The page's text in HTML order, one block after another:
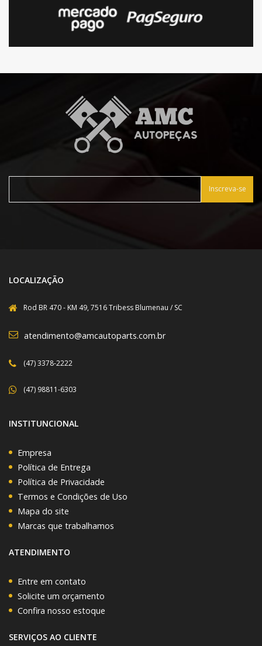
Inscreva-se
LOCALIZAÇÃO
Rod BR 470 - KM 49, 7516 Tribess Blumenau / SC
atendimento@amcautoparts.com.br
(47) 3378-2222
(47) 98811-6303
INSTITUNCIONAL
Empresa
Política de Entrega
Política de Privacidade
Termos e Condições de Uso
Mapa do site
Marcas que trabalhamos
ATENDIMENTO
Entre em contato
Solicite um orçamento
Confira nosso estoque
SERVIÇOS AO CLIENTE